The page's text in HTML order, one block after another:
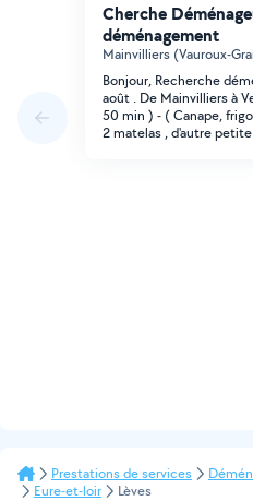
Cherche
déménagement
Mainvilliers (Vauroux-
Bonjour, Recherche
août . De Mainvilliers à
50 min ) - ( Canape,
2 matelas , d'autre
Prestations de services
Eure-et-loir
Lèves